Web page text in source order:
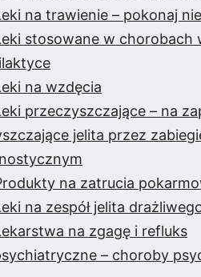
na trawienie – pokonaj
stosowane w chorobach
na wzdęcia
przeczyszczające – na
jelita przez
na zatrucia
na zespół jelita
na zgagę i refluks
– choroby